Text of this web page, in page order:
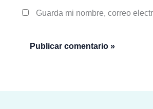
Guarda mi nombre, correo